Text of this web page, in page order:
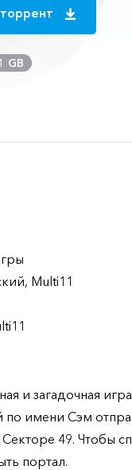
GB
Multi11
и загадочная
имени Сэм
49. Чтобы
портал.